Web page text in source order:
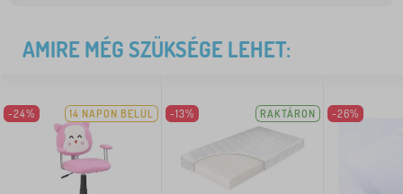
AMIRE MÉG SZÜKSÉGE LEHET:
-24% 14 NAPON BELÜL -13% RAKTÁRON -26%